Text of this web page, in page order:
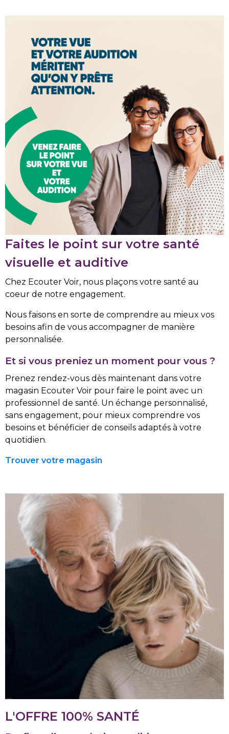
Faites le point sur votre santé
visuelle et auditive
Chez Ecouter Voir, nous plaçons votre santé au
coeur de notre engagement.
Nous faisons en sorte de comprendre au mieux vos
besoins afin de vous accompagner de manière
personnalisée.
Et si vous preniez un moment pour vous ?
Prenez rendez-vous dès maintenant dans votre
magasin Ecouter Voir pour faire le point avec un
professionnel de santé. Un échange personnalisé,
sans engagement, pour mieux comprendre vos
besoins et bénéficier de conseils adaptés à votre
quotidien.
Trouver votre magasin
L'OFFRE 100% SANTÉ